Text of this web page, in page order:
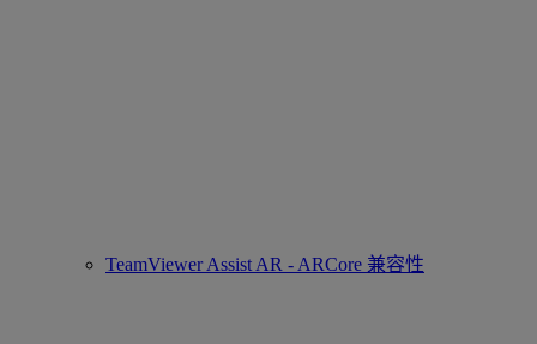
TeamViewer Assist AR - ARCore 兼容性